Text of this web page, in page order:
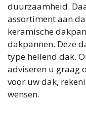
duurzaamheid.
assortiment aan
keramische
dakpannen. Deze
type hellend dak.
adviseren u graag
voor uw dak,
wensen.